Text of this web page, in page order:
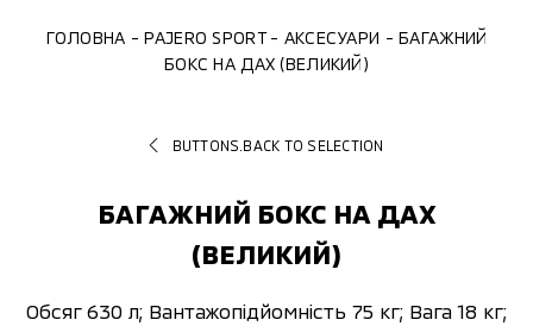
ГОЛОВНА PAJERO SPORT АКСЕСУАРИ
БАГАЖНИЙ
БОКС НА ДАХ (ВЕЛИКИЙ)
BUTTONS.BACK TO SELECTION
БАГАЖНИЙ БОКС НА ДАХ
(ВЕЛИКИЙ)
Обсяг 630 л; Вантажопідйомність 75 кг; Вага 18 кг;